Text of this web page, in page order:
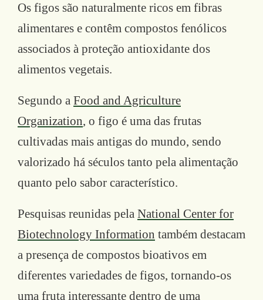
Os figos são naturalmente ricos em fibras
alimentares e contêm compostos fenólicos
associados à proteção antioxidante dos
alimentos vegetais.
Segundo a Food and Agriculture
Organization, o figo é uma das frutas
cultivadas mais antigas do mundo, sendo
valorizado há séculos tanto pela alimentação
quanto pelo sabor característico.
Pesquisas reunidas pela National Center for
Biotechnology Information também destacam
a presença de compostos bioativos em
diferentes variedades de figos, tornando-os
uma fruta interessante dentro de uma